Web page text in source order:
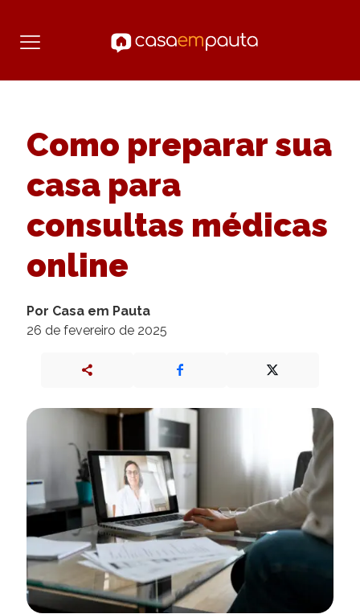
Como preparar sua
casa para
consultas médicas
online
Por Casa em Pauta
26 de fevereiro de 2025